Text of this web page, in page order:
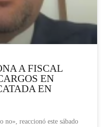
A FISCAL
EN
EN
no», reaccionó este sábado